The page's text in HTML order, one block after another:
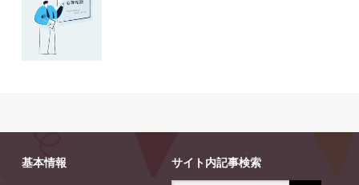
基本情報 サイト内記事検索